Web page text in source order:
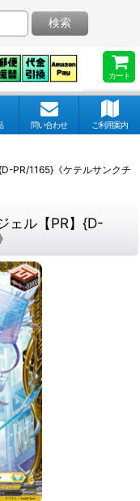
カート
検索
問い合わせ ご利用案内
PR/1165}《ケテルサンクチ
ェル【PR】{D-